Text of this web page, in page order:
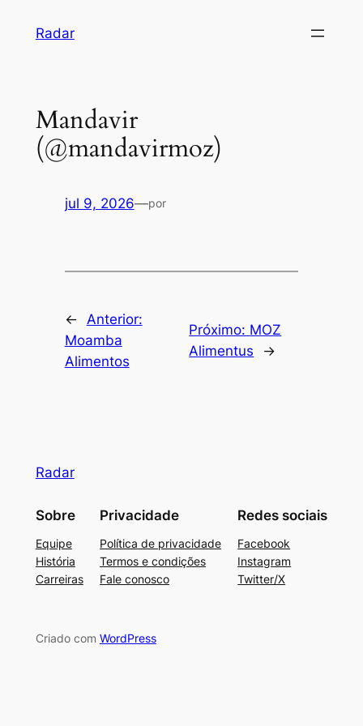
Radar
Mandavir
(@mandavirmoz)
jul 9, 2026—por
←
Anterior:
Moamba
Alimentos
Próximo: MOZ
Alimentus
→
Radar
Sobre
Equipe
História
Carreiras
Privacidade
Política de privacidade
Termos e condições
Fale conosco
Redes sociais
Facebook
Instagram
Twitter/X
Criado com WordPress